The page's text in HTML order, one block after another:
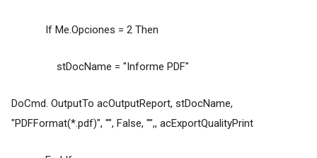
If Me.Opciones = 2 Then
stDocName = "Informe PDF"
DoCmd. OutputTo acOutputReport, stDocName,
"PDFFormat(*.pdf)", "", False, "",, acExportQualityPrint